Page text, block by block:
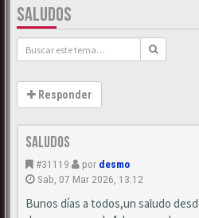
SALUDOS
Responder
saludos
#31119 por desmo
Sab, 07 Mar 2026, 13:12
Bunos días a todos,un saludo